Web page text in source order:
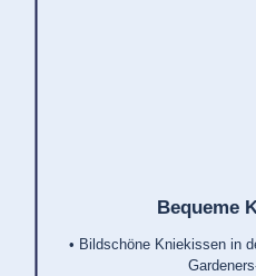
Bequeme
• Bildschöne Kniekissen in